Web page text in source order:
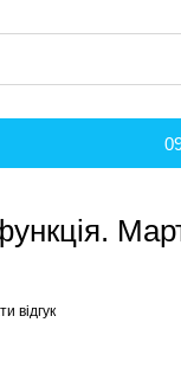
відгук